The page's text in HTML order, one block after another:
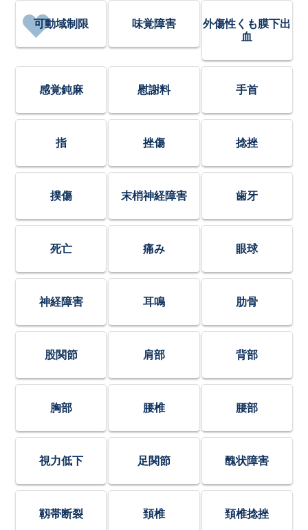
可動域制限 味覚障害
外傷性くも膜下出
血
感覚鈍麻 慰謝料 手首
指 挫傷 捻挫
撲傷 末梢神経障害 歯牙
死亡 痛み 眼球
神経障害 耳鳴 肋骨
股関節 肩部 背部
胸部 腰椎 腰部
視力低下 足関節 醜状障害
靱帯断裂 頚椎 頚椎捻挫